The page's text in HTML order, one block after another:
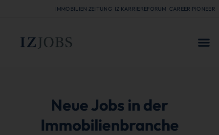
IMMOBILIEN ZEITUNG IZ KARRIEREFORUM CAREER PIONEER
Neue Jobs in der
Immobilienbranche